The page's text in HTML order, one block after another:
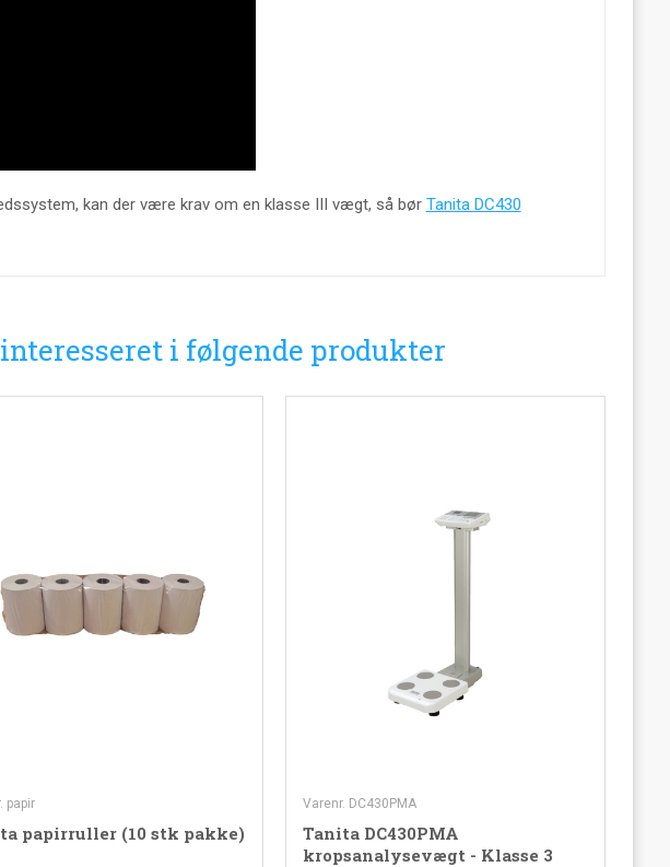
kan der være krav om en klasse III vægt, så bør Tanita DC430
i følgende produkter
papir
papirruller (10 stk pakke)
Varenr. DC430PMA
Tanita DC430PMA
kropsanalysevægt - Klasse 3